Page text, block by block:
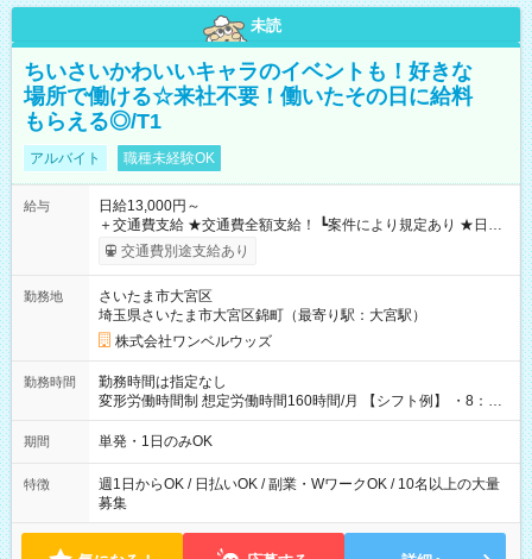
未読
ちいさいかわいいキャラのイベントも！好きな
場所で働ける☆来社不要！働いたその日に給料
もらえる◎/T1
アルバイト 職種未経験OK
給与
日給13,000円～
＋交通費支給 ★交通費全額支給！ ┗案件により規定あり ★日払
いOK！（規定あり） ┗働いたその日に現金GET♪ お仕事後はコ
ンビニATMから 日払い分を引き落とせます！ 【試用期間】試
交通費別途支給あり
勤務地
さいたま市大宮区
埼玉県さいたま市大宮区錦町（最寄り駅：大宮駅）
株式会社ワンベルウッズ
勤務時間
勤務時間は指定なし
変形労働時間制 想定労働時間160時間/月 【シフト例】 ・8：00
～21：00
期間 単発・1日のみOK
特徴
週1日からOK / 日払いOK / 副業・WワークOK / 10名以上の大量
募集